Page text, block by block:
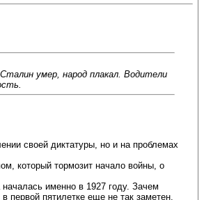
умер, народ плакал. Водители
своей диктатуры, но и на проблемах
который тормозит начало войны, о
именно в 1927 году. Зачем
первой пятилетке еще не так заметен.